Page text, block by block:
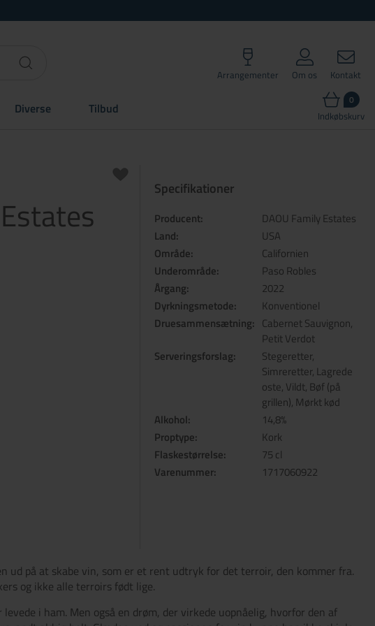
Arrangementer Om os Kontakt
Diverse Tilbud
0
Indkøbskurv
Specifikationer
Producent:
DAOU Family Estates
Land:
USA
Område:
Californien
Underområde:
Paso Robles
Årgang:
2022
Dyrkningsmetode:
Konventionel
Druesammensætning: Cabernet Sauvignon,
Petit Verdot
Serveringsforslag:
Stegeretter,
Simreretter, Lagrede
oste, Vildt, Bøf (på
grillen), Mørkt kød
Alkohol:
14,8%
Proptype:
Kork
Flaskestørrelse:
75 cl
Varenummer:
1717060922
ud på at skabe vin, som er et rent udtryk for det terroir, den kommer fra.
og ikke alle terroirs født lige.
i ham. Men også en drøm, der virkede uopnåelig, hvorfor den af